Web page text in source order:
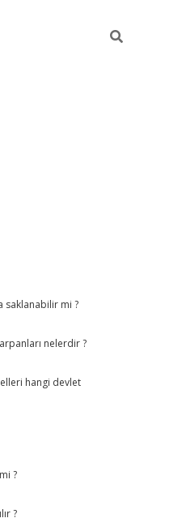
saklanabilir mi ?
nelerdir ?
hangi devlet
?
?